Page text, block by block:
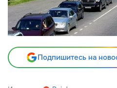
Подпишитесь на